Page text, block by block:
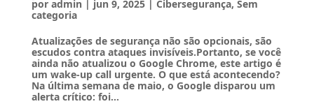
por admin | jun 9, 2025| Cibersegurança, Sem
categoria
Atualizações de segurança não são opcionais, são
escudos contra ataques invisíveis.Portanto, se você
ainda não atualizou o Google Chrome, este artigo é
um wake-up call urgente. O que está acontecendo?
Na última semana de maio, o Google disparou um
alerta crítico: foi...